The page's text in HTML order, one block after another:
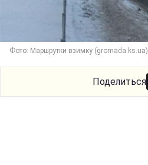
Фото: Маршрутки взимку (gromada.ks.ua)
Поделиться